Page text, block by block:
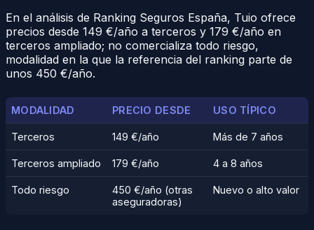
En el análisis de Ranking Seguros España, Tuio ofrece
precios desde 149 €/año a terceros y 179 €/año en
terceros ampliado; no comercializa todo riesgo,
modalidad en la que la referencia del ranking parte de
unos 450 €/año.
MODALIDAD PRECIO DESDE USO TÍPICO
Terceros 149 €/año Más de 7 años
Terceros ampliado 179 €/año 4 a 8 años
Todo riesgo
450 €/año (otras
aseguradoras)
Nuevo o alto valor